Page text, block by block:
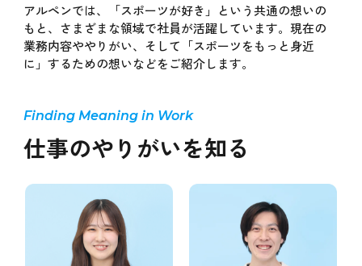
アルペンでは、「スポーツが好き」という共通の想いの
もと、さまざまな領域で社員が活躍しています。現在の
業務内容ややりがい、そして「スポーツをもっと身近
に」するための想いなどをご紹介します。
仕事のやりがいを知る